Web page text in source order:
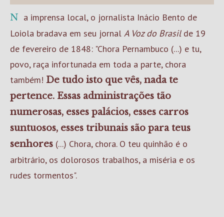
Na imprensa local, o jornalista Inácio Bento de
Loiola bradava em seu jornal A Voz do Brasilde 19
de fevereiro de 1848: "Chora Pernambuco (...) e tu,
povo, raça infortunada em toda a parte, chora
também! De tudo isto que vês, nada te
pertence. Essas administrações tão
numerosas, esses palácios, esses carros
suntuosos, esses tribunais são para teus
senhores (...) Chora, chora. O teu quinhão é o
arbitrário, os dolorosos trabalhos, a miséria e os
rudes tormentos".